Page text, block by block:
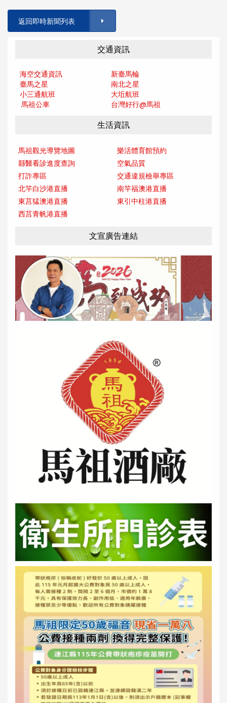
返回即時新聞列表
交通資訊
海空交通資訊
新臺馬輪
臺馬之星
南北之星
小三通航班
大坵航班
馬祖公車
台灣好行@馬祖
生活資訊
馬祖觀光導覽地圖
樂活體育館預約
縣醫看診進度查詢
空氣品質
打詐專區
交通違規檢舉專區
北竿白沙港直播
南竿福澳港直播
東莒猛澳港直播
東引中柱港直播
西莒青帆港直播
文宣廣告連結